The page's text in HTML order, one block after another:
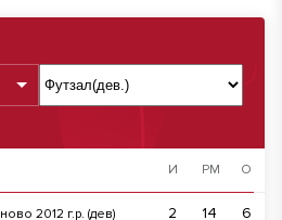
И РМ О
2012 г.р. (дев) 2 14 6